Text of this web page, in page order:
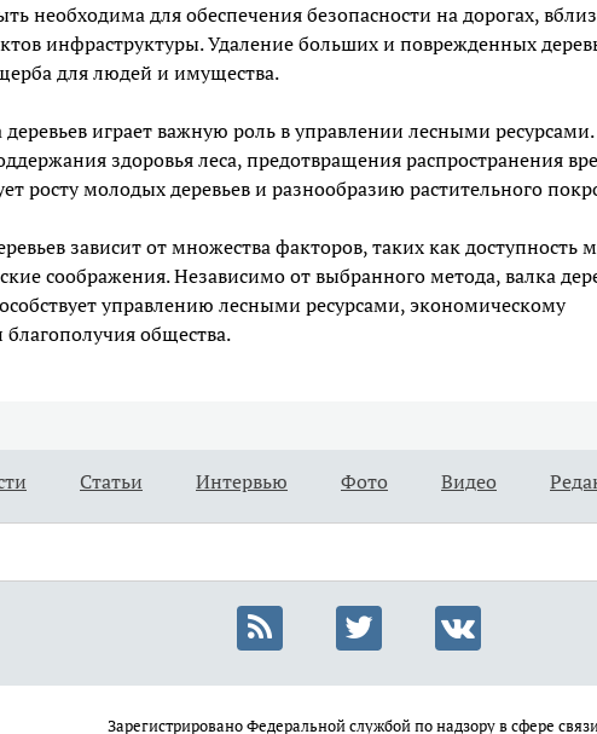
необходима для обеспечения безопасности на дорогах,
инфраструктуры. Удаление больших и поврежденных
для людей и имущества.
играет важную роль в управлении лесными
здоровья леса, предотвращения распространения
росту молодых деревьев и разнообразию растительного
зависит от множества факторов, таких как доступность
соображения. Независимо от выбранного метода, валка
управлению лесными ресурсами, экономическому
общества.
Статьи Интервью Фото Видео
Зарегистрировано Федеральной службой по надзору в сфере